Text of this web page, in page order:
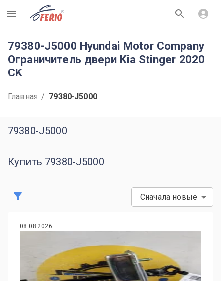
R
79380-J5000 Hyundai Motor Company
Ограничитель двери Kia Stinger 2020
CK
Главная / 79380-J5000
79380-J5000
Купить 79380-J5000
Сначала новые
08.08.2026